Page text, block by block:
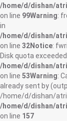
/home/d/dishan/
on line 99Warning:
in
/home/d/dishan/
on line 32Notice:
Disk quota
/home/d/dishan/
on line 53Warning:
already sent by
/home/d/dishan/
/home/d/dishan/
on line 157